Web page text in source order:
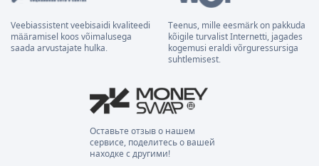
Veebiassistent veebisaidi kvaliteedi
määramisel koos võimalusega
saada arvustajate hulka.
Teenus, mille eesmärk on pakkuda
kõigile turvalist Internetti, jagades
kogemusi eraldi võrguressursiga
suhtlemisest.
Оставьте отзыв о нашем
сервисе, поделитесь о вашей
находке с другими!